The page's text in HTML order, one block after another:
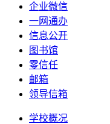
企业微信
一网通办
信息公开
图书馆
零信任
邮箱
领导信箱
学校概况